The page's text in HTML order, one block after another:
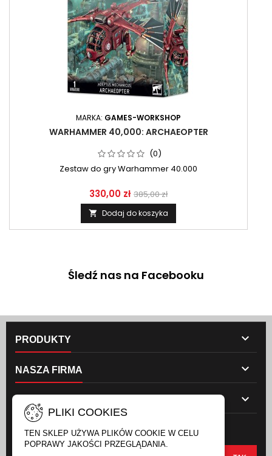
MARKA: GAMES-WORKSHOP
WARHAMMER 40,000: ARCHAEOPTER
(0)
Zestaw do gry Warhammer 40.000
330,00 zł 385,00 zł
 Dodaj do koszyka
Śledź nas na Facebooku
PRODUKTY 
NASZA FIRMA 

PLIKI COOKIES
TEN SKLEP UŻYWA PLIKÓW COOKIE W CELU
POPRAWY JAKOŚCI PRZEGLĄDANIA.
NEWSLETTER